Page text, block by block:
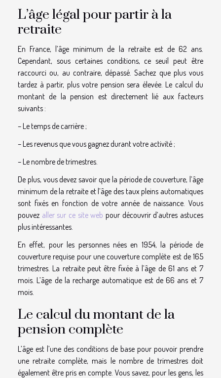
L’âge légal pour partir à la
retraite
En France, l’âge minimum de la retraite est de 62 ans.
Cependant, sous certaines conditions, ce seuil peut être
raccourci ou, au contraire, dépassé. Sachez que plus vous
tardez à partir, plus votre pension sera élevée. Le calcul du
montant de la pension est directement lié aux facteurs
suivants :
– Le temps de carrière ;
– Les revenus que vous gagnez durant votre activité ;
– Le nombre de trimestres.
De plus, vous devez savoir que la période de couverture, l’âge
minimum de la retraite et l’âge des taux pleins automatiques
sont fixés en fonction de votre année de naissance. Vous
pouvez aller sur ce site web pour découvrir d’autres astuces
plus intéressantes.
En effet, pour les personnes nées en 1954, la période de
couverture requise pour une couverture complète est de 165
trimestres. La retraite peut être fixée à l’âge de 61 ans et 7
mois. L’âge de la recharge automatique est de 66 ans et 7
mois.
Le calcul du montant de la
pension complète
L’âge est l’une des conditions de base pour pouvoir prendre
une retraite complète, mais le nombre de trimestres doit
également être pris en compte. Vous savez, pour les gens, les